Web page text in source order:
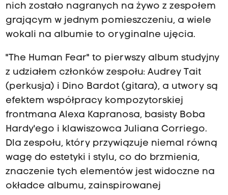
nich zostało nagranych na żywo z zespołem
grającym w jednym pomieszczeniu, a wiele
wokali na albumie to oryginalne ujęcia.
"The Human Fear" to pierwszy album studyjny
z udziałem członków zespołu: Audrey Tait
(perkusja) i Dino Bardot (gitara), a utwory są
efektem współpracy kompozytorskiej
frontmana Alexa Kapranosa, basisty Boba
Hardy'ego i klawiszowca Juliana Corriego.
Dla zespołu, który przywiązuje niemal równą
wagę do estetyki i stylu, co do brzmienia,
znaczenie tych elementów jest widoczne na
okładce albumu, zainspirowanej